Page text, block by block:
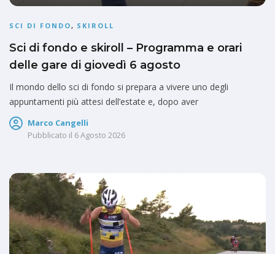
SCI DI FONDO, SKIROLL
Sci di fondo e skiroll – Programma e orari
delle gare di giovedì 6 agosto
Il mondo dello sci di fondo si prepara a vivere uno degli
appuntamenti più attesi dell’estate e, dopo aver
Marco Cangelli
Pubblicato il 6 Agosto 2026